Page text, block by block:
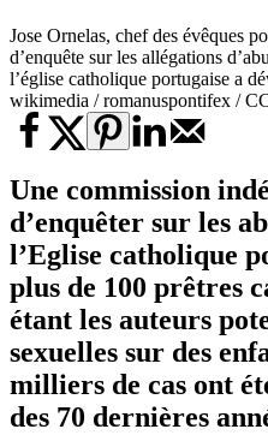
Jose Ornelas, chef des évêques
d’enquête sur les allégations
l’église catholique portugaise a
wikimedia / romanuspontifex /
Une commission
d’enquêter sur les
l’Eglise catholique
plus de 100 prêtres
étant les auteurs
sexuelles sur des
milliers de cas ont
des 70 dernières